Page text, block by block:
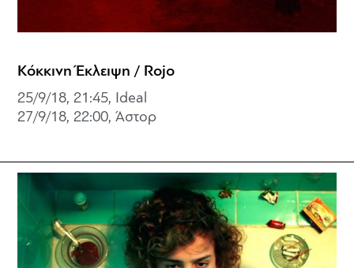
Κόκκινη Έκλειψη / Rojo
25/9/18, 21:45, Ideal
27/9/18, 22:00, Άστορ